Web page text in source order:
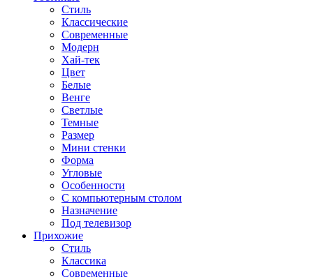
Стиль
Классические
Современные
Модерн
Хай-тек
Цвет
Белые
Венге
Светлые
Темные
Размер
Мини стенки
Форма
Угловые
Особенности
С компьютерным столом
Назначение
Под телевизор
Прихожие
Стиль
Классика
Современные